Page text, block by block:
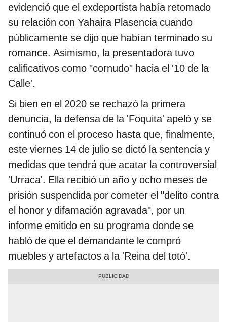
evidenció que el exdeportista había retomado
su relación con Yahaira Plasencia cuando
públicamente se dijo que habían terminado su
romance. Asimismo, la presentadora tuvo
calificativos como "cornudo" hacia el '10 de la
Calle'.
Si bien en el 2020 se rechazó la primera
denuncia, la defensa de la 'Foquita' apeló y se
continuó con el proceso hasta que, finalmente,
este viernes 14 de julio se dictó la sentencia y
medidas que tendrá que acatar la controversial
'Urraca'. Ella recibió un año y ocho meses de
prisión suspendida por cometer el "delito contra
el honor y difamación agravada", por un
informe emitido en su programa donde se
habló de que el demandante le compró
muebles y artefactos a la 'Reina del totó'.